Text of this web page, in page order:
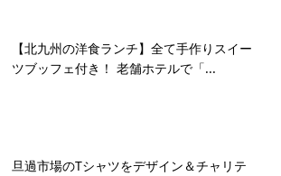
【北九州の洋食ランチ】全て手作りスイー
ツブッフェ付き！ 老舗ホテルで「...
旦過市場のTシャツをデザイン＆チャリテ